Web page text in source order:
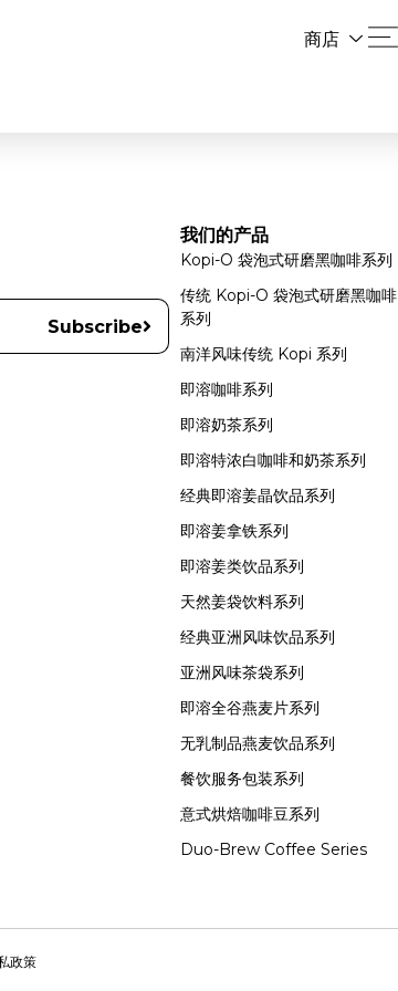
商店
Subscribe
我们的产品
Kopi-O 袋泡式研磨黑咖啡系列
传统 Kopi-O 袋泡式研磨黑咖啡
系列
南洋风味传统 Kopi 系列
即溶咖啡系列
即溶奶茶系列
即溶特浓白咖啡和奶茶系列
经典即溶姜晶饮品系列
即溶姜拿铁系列
即溶姜类饮品系列
天然姜袋饮料系列
经典亚洲风味饮品系列
亚洲风味茶袋系列
即溶全谷燕麦片系列
无乳制品燕麦饮品系列
餐饮服务包装系列
意式烘焙咖啡豆系列
Duo-Brew Coffee Series
政策